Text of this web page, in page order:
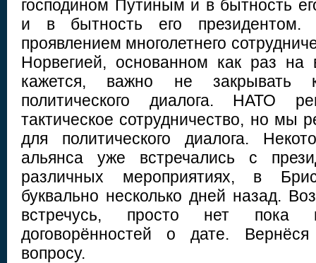
господином Путиным и в бытность
и в бытность его
проявлением многолетнего
Норвегией, основанном как раз на
кажется, важно не закрывать
политического диалога. НАТО
тактическое сотрудничество, но мы
для политического диалога.
альянса уже встречались с
различных мероприятиях, в
буквально несколько дней назад.
встречусь, просто нет пока
договорённостей о дате.
вопросу.